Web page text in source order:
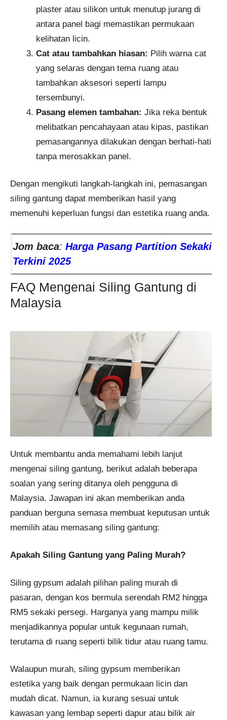
plaster atau silikon untuk menutup jurang di
antara panel bagi memastikan permukaan
kelihatan licin.
Cat atau tambahkan hiasan: Pilih warna cat
yang selaras dengan tema ruang atau
tambahkan aksesori seperti lampu
tersembunyi.
Pasang elemen tambahan: Jika reka bentuk
melibatkan pencahayaan atau kipas, pastikan
pemasangannya dilakukan dengan berhati-hati
tanpa merosakkan panel.
Dengan mengikuti langkah-langkah ini, pemasangan
siling gantung dapat memberikan hasil yang
memenuhi keperluan fungsi dan estetika ruang anda.
Jom baca: Harga Pasang Partition Sekaki
Terkini 2025
FAQ Mengenai Siling Gantung di
Malaysia
Untuk membantu anda memahami lebih lanjut
mengenai siling gantung, berikut adalah beberapa
soalan yang sering ditanya oleh pengguna di
Malaysia. Jawapan ini akan memberikan anda
panduan berguna semasa membuat keputusan untuk
memilih atau memasang siling gantung:
Apakah Siling Gantung yang Paling Murah?
Siling gypsum adalah pilihan paling murah di
pasaran, dengan kos bermula serendah RM2 hingga
RM5 sekaki persegi. Harganya yang mampu milik
menjadikannya popular untuk kegunaan rumah,
terutama di ruang seperti bilik tidur atau ruang tamu.
Walaupun murah, siling gypsum memberikan
estetika yang baik dengan permukaan licin dan
mudah dicat. Namun, ia kurang sesuai untuk
kawasan yang lembap seperti dapur atau bilik air